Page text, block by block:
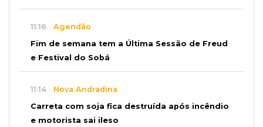
11:16 Agendão
Fim de semana tem a Última Sessão de Freud
e Festival do Sobá
11:14 Nova Andradina
Carreta com soja fica destruída após incêndio
e motorista sai ileso